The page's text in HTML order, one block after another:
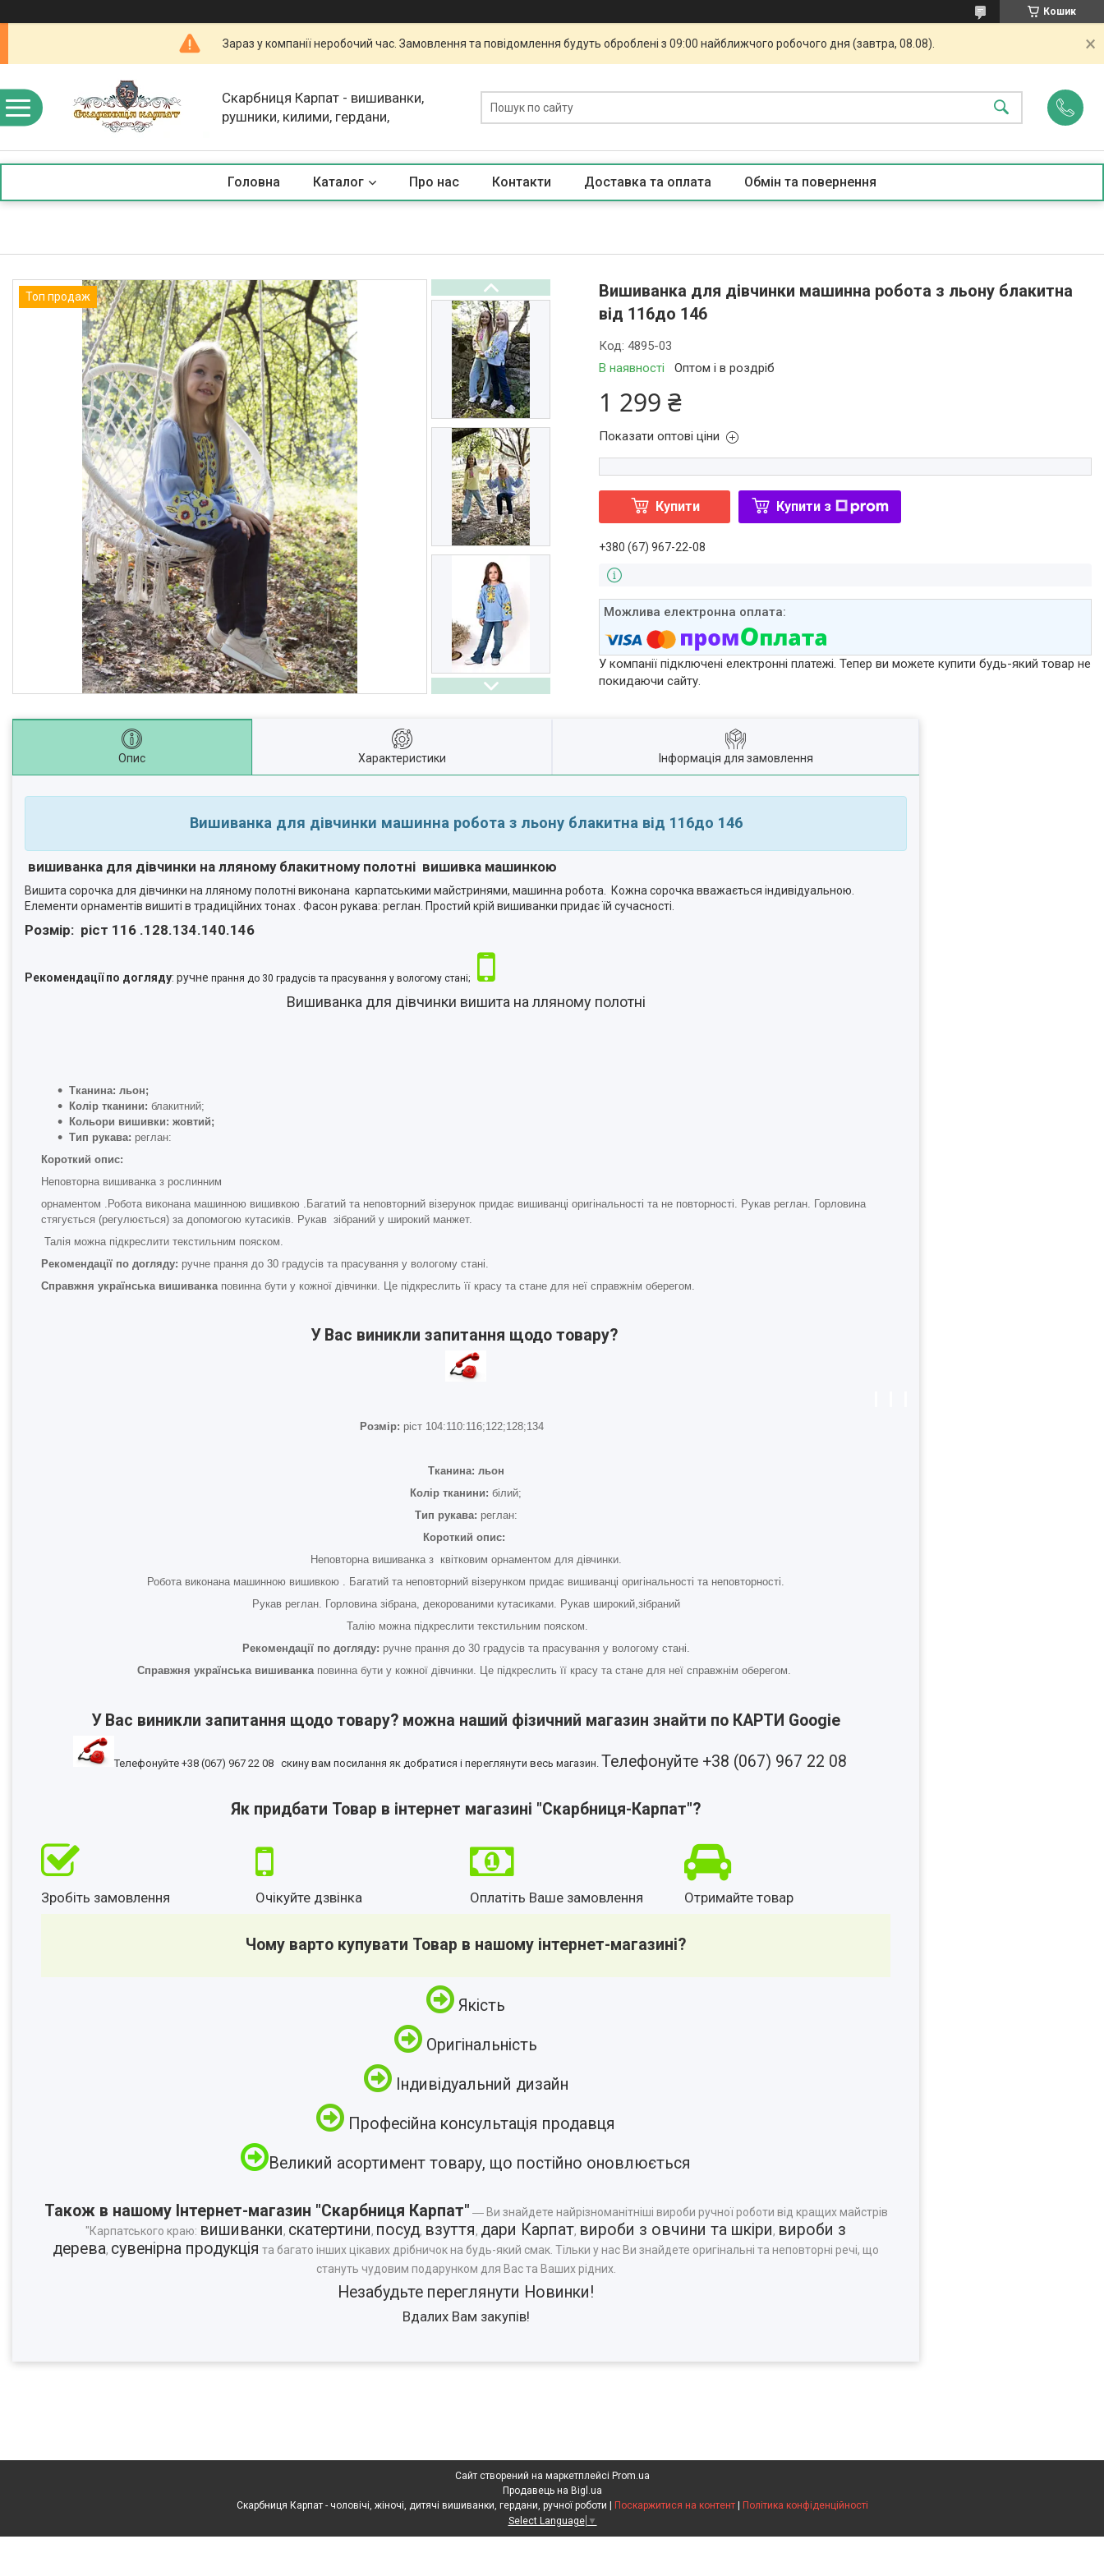
Кошик
Зараз у компанії неробочий час. Замовлення та повідомлення будуть оброблені з 09:00 найближчого робочого дня (завтра, 08.08).
Скарбниця Карпат - вишиванки,
рушники, килими, гердани,
Головна Каталог Про нас Контакти Доставка та оплата Обмін та повернення
Топ продаж
Вишиванка для дівчинки машинна робота з льону блакитна
від 116до 146
В наявності Оптом і в роздріб
Код:4895-03
1 299 ₴
Показати оптові ціни
Купити Купити з
+380 (67) 967-22-08
У компанії підключені електронні платежі. Тепер ви можете купити будь-який товар не
покидаючи сайту.
Опис Характеристики Інформація для замовлення
Вишиванка для дівчинки машинна робота з льону блакитна від 116до 146
вишиванка для дівчинки на лляному блакитному полотні вишивка машинкою
Вишита сорочка для дівчинки на лляному полотні виконана карпатськими майстринями, машинна робота. Кожна сорочка вважається індивідуальною.
Елементи орнаментів вишиті в традиційних тонах . Фасон рукава: реглан. Простий крій вишиванки придає їй сучасності.
Розмір: ріст 116 .128.134.140.146
Рекомендації по догляду: ручне прання до 30 градусів та прасування у вологому стані;
Вишиванка для дівчинки вишита на лляному полотні
Тканина: льон;
Колір тканини: блакитний;
Кольори вишивки: жовтий;
Тип рукава: реглан:
Короткий опис:
Неповторна вишиванка з рослинним
орнаментом .Робота виконана машинною вишивкою .Багатий та неповторний візерунок придає вишиванці оригінальності та не повторності. Рукав реглан. Горловина
стягується (регулюється) за допомогою кутасиків. Рукав зібраний у широкий манжет.
Талія можна підкреслити текстильним пояском.
Рекомендації по догляду: ручне прання до 30 градусів та прасування у вологому стані.
Справжня українська вишиванка повинна бути у кожної дівчинки. Це підкреслить її красу та стане для неї справжнім оберегом.
У Вас виникли запитання щодо товару?
Розмір: ріст 104:110:116;122;128;134
Тканина: льон
Колір тканини: білий;
Тип рукава: реглан:
Короткий опис:
Неповторна вишиванка з квітковим орнаментом для дівчинки.
Робота виконана машинною вишивкою . Багатий та неповторний візерунком придає вишиванці оригінальності та неповторності.
Рукав реглан. Горловина зібрана, декорованими кутасиками. Рукав широкий,зібраний
Талію можна підкреслити текстильним пояском.
Рекомендації по догляду: ручне прання до 30 градусів та прасування у вологому стані.
Справжня українська вишиванкаповинна бути у кожної дівчинки. Це підкреслить її красу та стане для неї справжнім оберегом.
У Вас виникли запитання щодо товару? можна наший фізичний магазин знайти по КАРТИ Googie
Телефонуйте +38 (067) 967 22 08 скину вам посилання як добратися і переглянути весь магазин. Телефонуйте +38 (067) 967 22 08
Як придбати Товар в інтернет магазині "Скарбниця-Карпат"?
Зробіть замовлення Очікуйте дзвінка Оплатіть Ваше замовлення Отримайте товар
Чому варто купувати Товар в нашому інтернет-магазині?
Якість
Оригінальність
Індивідуальний дизайн
Професійна консультація продавця
Великий асортимент товару, що постійно оновлюється
Також в нашому Інтернет-магазин "Скарбниця Карпат" ― Ви знайдете найрізноманітніші вироби ручної роботи від кращих майстрів
"Карпатського краю: вишиванки, скатертини, посуд, взуття, дари Карпат, вироби з овчини та шкіри, вироби з
дерева, сувенірна продукція та багато інших цікавих дрібничок на будь-який смак. Тільки у нас Ви знайдете оригінальні та неповторні речі, що
стануть чудовим подарунком для Вас та Ваших рідних.
Незабудьте переглянути Новинки!
Вдалих Вам закупів!
Сайт створений на маркетплейсі Prom.ua
Продавець на Bigl.ua
Поскаржитися на контент
Політика конфіденційності
Select Language ▼